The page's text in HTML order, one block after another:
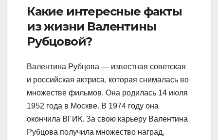
Какие интересные факты
из жизни Валентины
Рубцовой?
Валентина Рубцова — известная советская
и российская актриса, которая снималась во
множестве фильмов. Она родилась 14 июля
1952 года в Москве. В 1974 году она
окончила ВГИК. За свою карьеру Валентина
Рубцова получила множество наград,